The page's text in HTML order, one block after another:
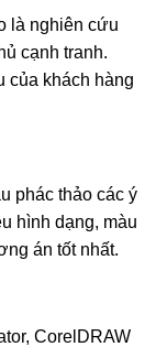
là nghiên cứu
cạnh tranh.
của khách hàng
phác thảo các ý
hình dạng, màu
án tốt nhất.
CorelDRAW